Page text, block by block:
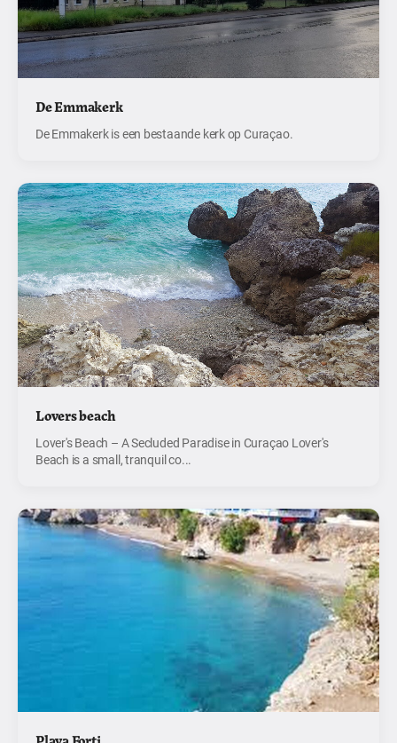
De Emmakerk
De Emmakerk is een bestaande kerk op Curaçao.
Lovers beach
Lover's Beach – A Secluded Paradise in Curaçao Lover's
Beach is a small, tranquil co...